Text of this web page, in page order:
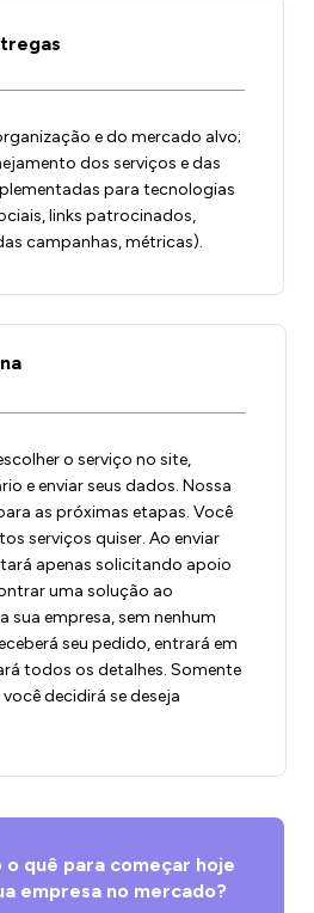
e do mercado alvo;
dos serviços e das
para tecnologias
links patrocinados,
campanhas, métricas).
o serviço no site,
e enviar seus dados. Nossa
as próximas etapas. Você
serviços quiser. Ao enviar
apenas solicitando apoio
uma solução ao
sua empresa, sem nenhum
seu pedido, entrará em
todos os detalhes. Somente
decidirá se deseja
o quê para começar hoje
empresa no mercado?